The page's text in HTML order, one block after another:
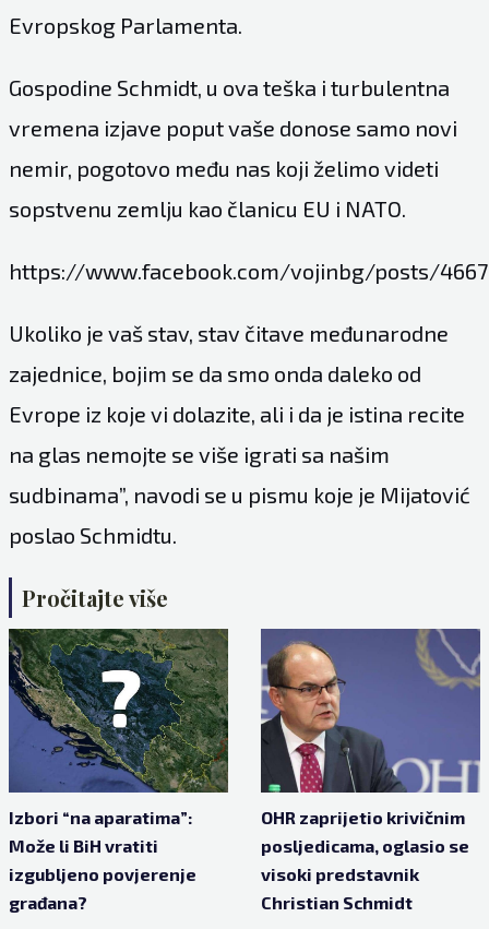
Evropskog Parlamenta.
Gospodine Schmidt, u ova teška i turbulentna
vremena izjave poput vaše donose samo novi
nemir, pogotovo među nas koji želimo videti
sopstvenu zemlju kao članicu EU i NATO.
https://www.facebook.com/vojinbg/posts/
Ukoliko je vaš stav, stav čitave međunarodne
zajednice, bojim se da smo onda daleko od
Evrope iz koje vi dolazite, ali i da je istina recite
na glas nemojte se više igrati sa našim
sudbinama”, navodi se u pismu koje je Mijatović
poslao Schmidtu.
Pročitajte više
Izbori “na aparatima”:
Može li BiH vratiti
izgubljeno povjerenje
građana?
OHR zaprijetio krivičnim
posljedicama, oglasio se
visoki predstavnik
Christian Schmidt